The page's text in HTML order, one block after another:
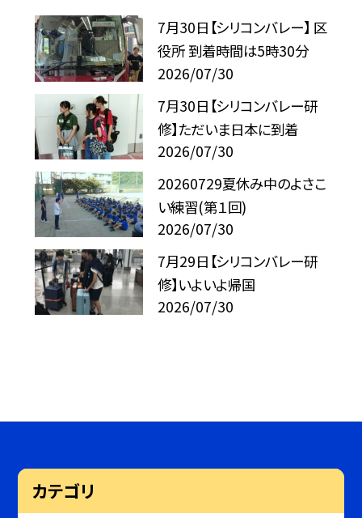
7月30日【シリコンバレー】 区
役所 到着時間は5時30分
2026/07/30
7月30日【シリコンバレー研
修】ただいま日本に到着
2026/07/30
20260729夏休み中のよさこ
い練習(第１回)
2026/07/30
7月29日【シリコンバレー研
修】いよいよ帰国
2026/07/30
カテゴリ